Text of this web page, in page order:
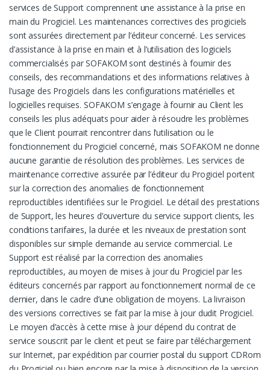
services de Support comprennent une assistance à la prise en
main du Progiciel. Les maintenances correctives des progiciels
sont assurées directement par l’éditeur concerné. Les services
d’assistance à la prise en main et à l’utilisation des logiciels
commercialisés par SOFAKOM sont destinés à fournir des
conseils, des recommandations et des informations relatives à
l’usage des Progiciels dans les configurations matérielles et
logicielles requises. SOFAKOM s’engage à fournir au Client les
conseils les plus adéquats pour aider à résoudre les problèmes
que le Client pourrait rencontrer dans l’utilisation ou le
fonctionnement du Progiciel concerné, mais SOFAKOM ne donne
aucune garantie de résolution des problèmes. Les services de
maintenance corrective assurée par l’éditeur du Progiciel portent
sur la correction des anomalies de fonctionnement
reproductibles identifiées sur le Progiciel. Le détail des prestations
de Support, les heures d’ouverture du service support clients, les
conditions tarifaires, la durée et les niveaux de prestation sont
disponibles sur simple demande au service commercial. Le
Support est réalisé par la correction des anomalies
reproductibles, au moyen de mises à jour du Progiciel par les
éditeurs concernés par rapport au fonctionnement normal de ce
dernier, dans le cadre d’une obligation de moyens. La livraison
des versions correctives se fait par la mise à jour dudit Progiciel.
Le moyen d’accès à cette mise à jour dépend du contrat de
service souscrit par le client et peut se faire par téléchargement
sur Internet, par expédition par courrier postal du support CDRom